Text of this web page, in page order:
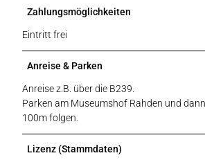
Zahlungsmöglichkeiten
Eintritt frei
Anreise & Parken
Anreise z.B. über die B239.
Parken am Museumshof Rahden und
100m folgen.
Lizenz (Stammdaten)